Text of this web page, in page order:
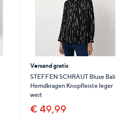
Versand gratis
STEFFEN SCHRAUT Bluse Bali
Hemdkragen Knopfleiste leger
weit
€ 49,99